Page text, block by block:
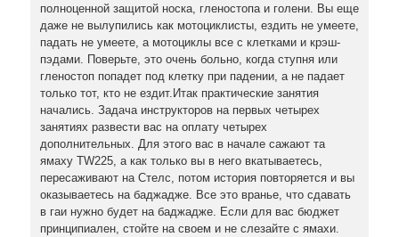
полноценной защитой носка, гленостопа и голени. Вы еще
даже не вылупились как мотоциклисты, ездить не умеете,
падать не умеете, а мотоциклы все с клетками и крэш-
пэдами. Поверьте, это очень больно, когда ступня или
гленостоп попадет под клетку при падении, а не падает
только тот, кто не ездит.Итак практические занятия
начались. Задача инструкторов на первых четырех
занятиях развести вас на оплату четырех
дополнительных. Для этого вас в начале сажают та
ямаху TW225, а как только вы в него вкатываетесь,
пересаживают на Стелс, потом история повторяется и вы
оказываетесь на баджадже. Все это вранье, что сдавать
в гаи нужно будет на баджадже. Если для вас бюджет
принципиален, стойте на своем и не слезайте с ямахи.